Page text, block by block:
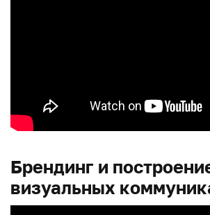
Брендинг и
визуальных